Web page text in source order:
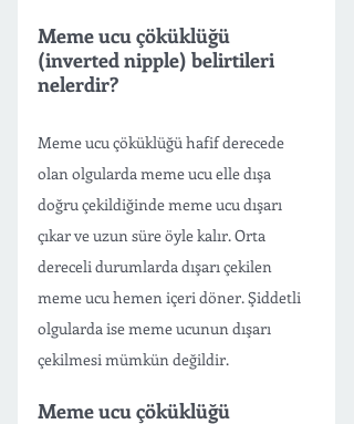
Meme ucu çöküklüğü
(inverted nipple) belirtileri
nelerdir?
Meme ucu çöküklüğü hafif derecede
olan olgularda meme ucu elle dışa
doğru çekildiğinde meme ucu dışarı
çıkar ve uzun süre öyle kalır. Orta
dereceli durumlarda dışarı çekilen
meme ucu hemen içeri döner. Şiddetli
olgularda ise meme ucunun dışarı
çekilmesi mümkün değildir.
Meme ucu çöküklüğü